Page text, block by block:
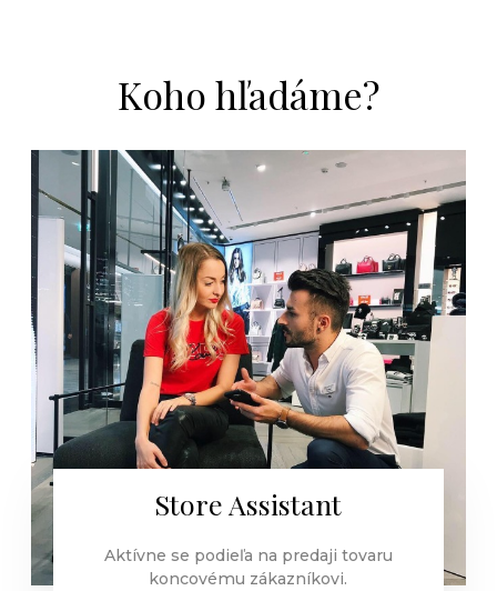
Koho hľadáme?
Store Assistant
Aktívne se podieľa na predaji tovaru
koncovému zákazníkovi.